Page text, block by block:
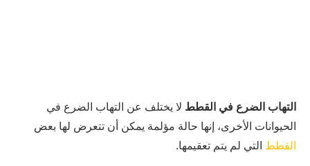
التهاب الضرع في القطط لا يختلف عن التهاب الضرع في
الحيوانات الأخرى، إنها حالة مؤلمة يمكن أن تتعرض لها بعض
القطط التي لم يتم تعقيمها.